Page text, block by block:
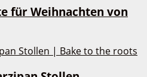
für Weihnachten von